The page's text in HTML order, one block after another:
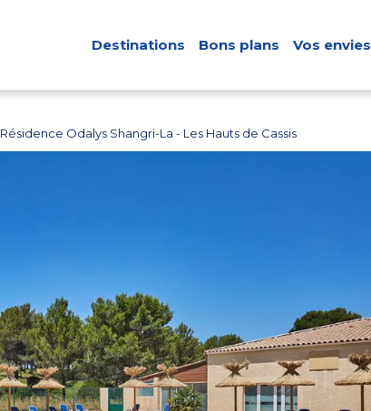
Destinations Bons plans Vos envies
Résidence Odalys Shangri-La - Les Hauts de Cassis